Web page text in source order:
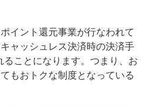
イント還元事業が行なわれて
ャッシュレス決済時の決済手
ことになります。つまり、お
もおトクな制度となっている